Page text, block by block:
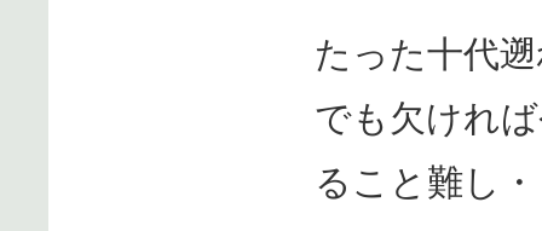
たった十代
でも欠けれ
ること難し